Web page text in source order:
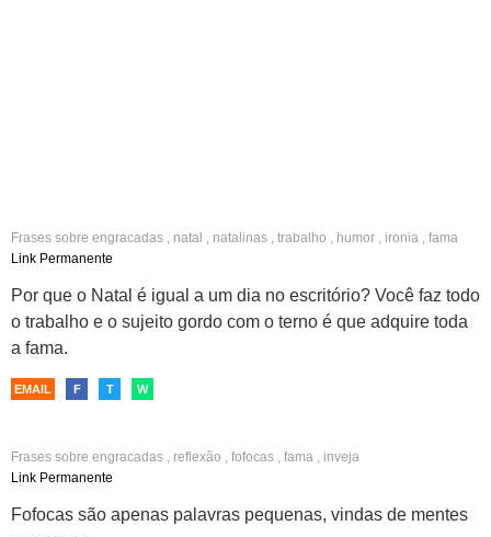
Frases sobre engracadas , natal , natalinas , trabalho , humor , ironia , fama
Link Permanente
Por que o Natal é igual a um dia no escritório? Você faz todo
o trabalho e o sujeito gordo com o terno é que adquire toda
a fama.
EMAIL F T W
Frases sobre engracadas , reflexão , fofocas , fama , inveja
Link Permanente
Fofocas são apenas palavras pequenas, vindas de mentes